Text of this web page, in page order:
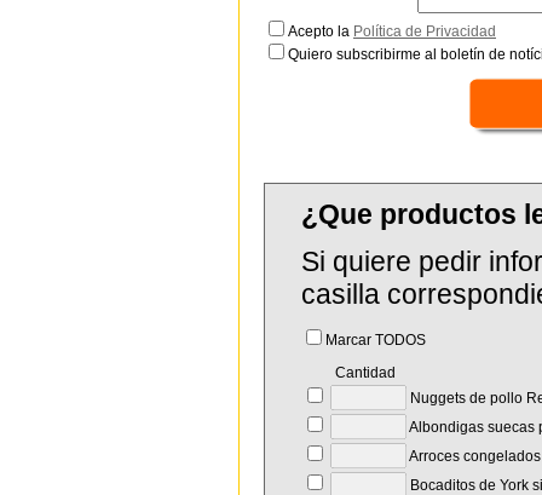
Acepto la Política de Privacidad
Quiero subscribirme al boletín de
¿Que productos
Si quiere pedir
casilla
Marcar TODOS
Cantidad
Nuggets de pollo
Albondigas suecas
Arroces
Bocaditos de York